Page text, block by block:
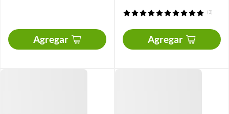
Agregar
(3)
Agregar